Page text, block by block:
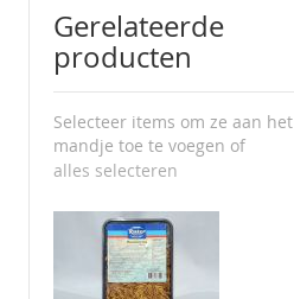
Gerelateerde
producten
Selecteer items om ze aan het
mandje toe te voegen of
alles selecteren